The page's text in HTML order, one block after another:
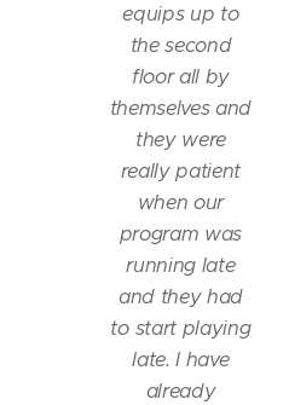
equips up to
the second
floor all by
themselves and
they were
really patient
when our
program was
running late
and they had
to start playing
late. I have
already